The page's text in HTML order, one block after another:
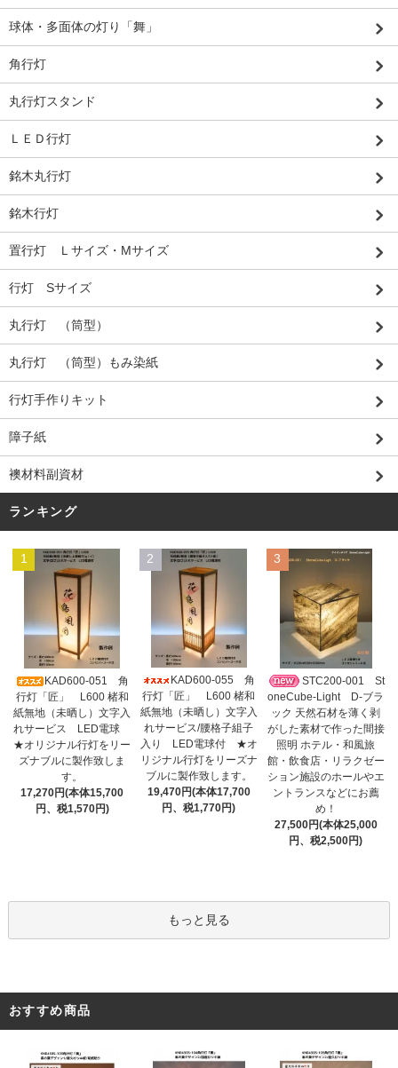
球体・多面体の灯り「舞」
角行灯
丸行灯スタンド
ＬＥＤ行灯
銘木丸行灯
銘木行灯
置行灯 Ｌサイズ・Mサイズ
行灯 Sサイズ
丸行灯 （筒型）
丸行灯 （筒型）もみ染紙
行灯手作りキット
障子紙
襖材料副資材
ランキング
1
KAD600-051 角
行灯「匠」 L600 楮和
紙無地（未晒し）文字入
れサービス LED電球
★オリジナル行灯をリー
ズナブルに製作致しま
す。
17,270円(本体15,700
円、税1,570円)
2
KAD600-055 角
行灯「匠」 L600 楮和
紙無地（未晒し）文字入
れサービス/腰格子組子
入り LED電球付 ★オ
リジナル行灯をリーズナ
ブルに製作致します。
19,470円(本体17,700
円、税1,770円)
3
STC200-001 St
oneCube-Light D-ブラ
ック 天然石材を薄く剥
がした素材で作った間接
照明 ホテル・和風旅
館・飲食店・リラクゼー
ション施設のホールやエ
ントランスなどにお薦
め！
27,500円(本体25,000
円、税2,500円)
もっと見る
おすすめ商品